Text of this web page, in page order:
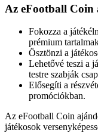
Az eFootball Coin
Fokozza a
prémium
Ösztönzi a
Lehetővé teszi a
testre szabják
Elősegíti a
promóciókban.
Az eFootball Coin
játékosok